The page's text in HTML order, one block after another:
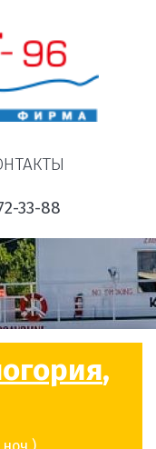
33-88
,